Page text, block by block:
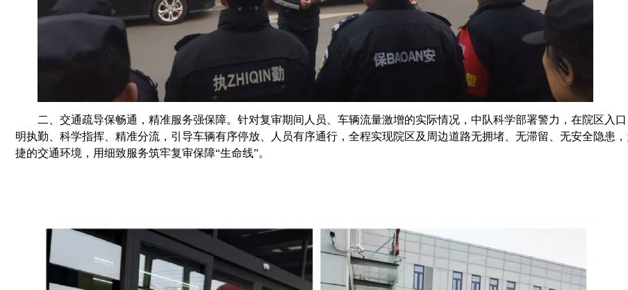
二、 交通疏导保畅通，精准服务强保障。针对复审期间人员、车辆流量激增的实际情况，中队科学部署警力，在院区入
明执勤、科学指挥、精准分流，引导车辆有序停放、人员有序通行，全程实现院区及周边道路无拥堵、无滞留、无安全隐患
捷的交通环境，用细致服务筑牢复审保障“生命线”。